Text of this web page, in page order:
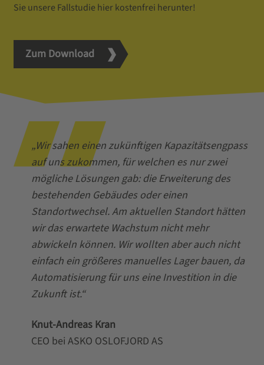
Sie unsere Fallstudie hier kostenfrei herunter!
Zum Download
„Wir sahen einen zukünftigen Kapazitätsengpass
auf uns zukommen, für welchen es nur zwei
mögliche Lösungen gab: die Erweiterung des
bestehenden Gebäudes oder einen
Standortwechsel. Am aktuellen Standort hätten
wir das erwartete Wachstum nicht mehr
abwickeln können. Wir wollten aber auch nicht
einfach ein größeres manuelles Lager bauen, da
Automatisierung für uns eine Investition in die
Zukunft ist.“
Knut-Andreas Kran
CEO bei ASKO OSLOFJORD AS